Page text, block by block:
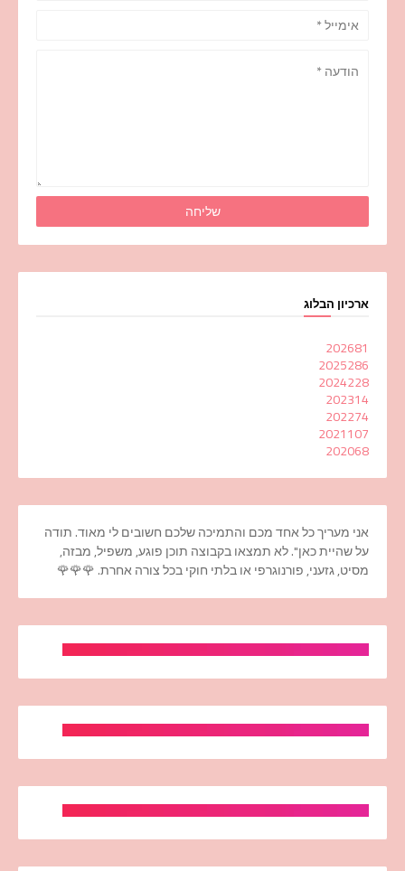
ארכיון הבלוג
202681
2025286
2024228
202314
202274
2021107
202068
אני מעריך כל אחד מכם והתמיכה שלכם חשובים לי מאוד. תודה
על שהיית כאן". לא תמצאו בקבוצה תוכן פוגע, משפיל, מבזה,
מסיט, גזעני, פורנוגרפי או בלתי חוקי בכל צורה אחרת. 🌹🌹🌹